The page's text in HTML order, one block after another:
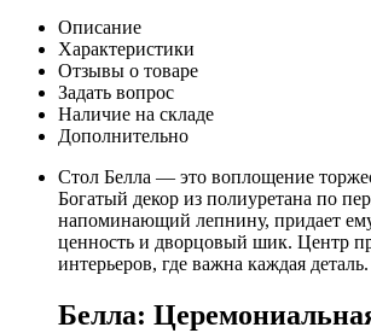
Описание
Характеристики
Отзывы о товаре
Задать вопрос
Наличие на складе
Дополнительно
Стол Белла — это воплощение
Богатый декор из полиуретана по
напоминающий лепнину, придает
ценность и дворцовый шик. Центр
интерьеров, где важна каждая деталь.
Белла: